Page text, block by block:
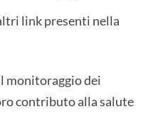
link presenti nella
monitoraggio dei
contributo alla salute